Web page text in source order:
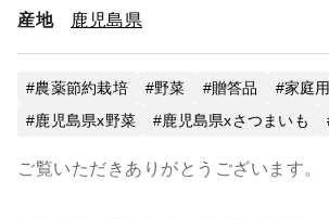
産地 鹿児島県
農薬節約栽培 野菜 贈答品 家庭用
鹿児島県x野菜
鹿児島県xさつまいも
ご覧いただきありがとうございます。